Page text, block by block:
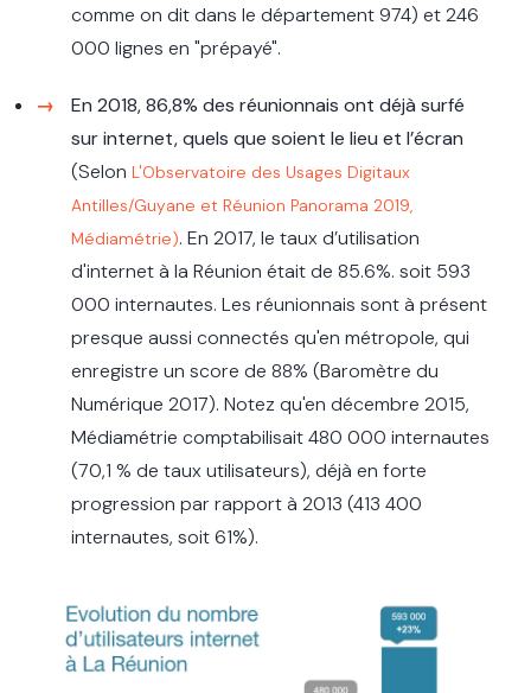
comme on dit dans le département 974) et 246
000 lignes en "prépayé".
En 2018,86,8% des réunionnais ont déjà surfé
sur internet, quels que soient le lieu et l’écran
(Selon L'Observatoire des Usages Digitaux
Antilles/Guyane et Réunion Panorama 2019,
Médiamétrie). En 2017, le taux d’utilisation
d'internet à la Réunion était de 85.6%. soit 593
000 internautes. Les réunionnais sont à présent
presque aussi connectés qu'en métropole, qui
enregistre un score de 88% (Baromètre du
Numérique 2017). Notez qu'en décembre 2015,
Médiamétrie comptabilisait 480 000 internautes
(70,1 % de taux utilisateurs), déjà en forte
progression par rapport à 2013 (413 400
internautes, soit 61%).